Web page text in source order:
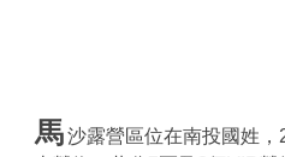
馬沙露營區位在南投國姓